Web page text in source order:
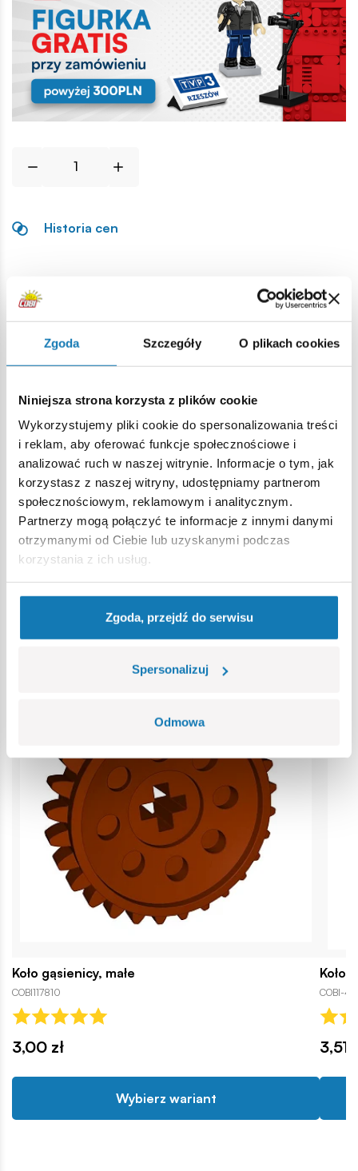
Zgoda Szczegóły O plikach cookies
Niniejsza strona korzysta z plików cookie
Wykorzystujemy pliki cookie do spersonalizowania treści
i reklam, aby oferować funkcje społecznościowe i
analizować ruch w naszej witrynie. Informacje o tym, jak
korzystasz z naszej witryny, udostępniamy partnerom
społecznościowym, reklamowym i analitycznym.
Partnerzy mogą połączyć te informacje z innymi danymi
otrzymanymi od Ciebie lub uzyskanymi podczas
korzystania z ich usług.
Zgoda, przejdź do serwisu
Spersonalizuj
Odmowa
Historia cen
Opis
Ostrzeżenie
Nieodpowiednie dla dzieci w wieku poniżej 3 lat. Zawiera
małe części, które mogą zostać połknięte lub wchłonięte
(ryzyko zadławienia). Zalecamy zachowanie opakowania w
celach informacyjnych. Zachowuje się prawo do zmiany
kolorów i szczegółów technicznych.
Bestsellery w kategorii
Koło gąsienicy, małe
COBI117810
3,00 zł
Wybierz wariant
Koło
COBI-
3,51